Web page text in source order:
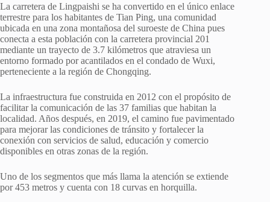
La carretera de Lingpaishi se ha convertido en el único enlace
terrestre para los habitantes de Tian Ping, una comunidad
ubicada en una zona montañosa del suroeste de China pues
conecta a esta población con la carretera provincial 201
mediante un trayecto de 3.7 kilómetros que atraviesa un
entorno formado por acantilados en el condado de Wuxi,
perteneciente a la región de Chongqing.
La infraestructura fue construida en 2012 con el propósito de
facilitar la comunicación de las 37 familias que habitan la
localidad. Años después, en 2019, el camino fue pavimentado
para mejorar las condiciones de tránsito y fortalecer la
conexión con servicios de salud, educación y comercio
disponibles en otras zonas de la región.
Uno de los segmentos que más llama la atención se extiende
por 453 metros y cuenta con 18 curvas en horquilla.